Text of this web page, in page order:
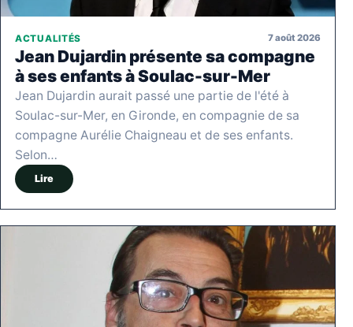
ACTUALITÉS 7 août 2026
Jean Dujardin présente sa compagne
à ses enfants à Soulac-sur-Mer
Jean Dujardin aurait passé une partie de l'été à
Soulac-sur-Mer, en Gironde, en compagnie de sa
compagne Aurélie Chaigneau et de ses enfants.
Selon…
Lire